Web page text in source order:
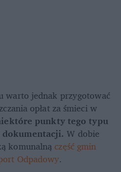
warto jednak przygotować
opłat za śmieci w
punkty tego typu
dokumentacji. W dobie
komunalną część gmin
Odpadowy.